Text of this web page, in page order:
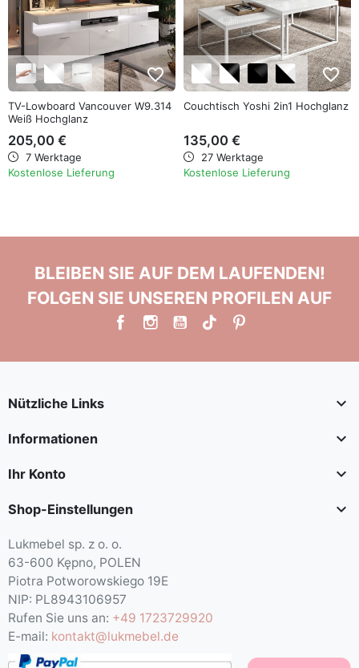
favorite_border
TV-Lowboard Vancouver W9.314
Weiß Hochglanz
205,00 €
7 Werktage
Kostenlose Lieferung
favorite_border
Couchtisch Yoshi 2in1 Hochglanz
135,00 €
27 Werktage
Kostenlose Lieferung
BLEIBEN SIE AUF DEM LAUFENDEN!
FOLGEN SIE UNSEREN PROFILEN AUF
Nützliche Links 
Informationen 
Ihr Konto 
Shop-Einstellungen 
Lukmebel sp. z o. o.
63-600 Kępno, POLEN
Piotra Potworowskiego 19E
NIP: PL8943106957
Rufen Sie uns an: +49 1723729920
E-mail: kontakt@lukmebel.de